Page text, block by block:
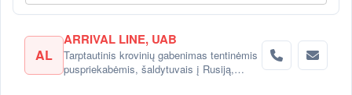
AL
ARRIVAL LINE, UAB
Tarptautinis krovinių gabenimas tentinėmis
puspriekabėmis, šaldytuvais į Rusiją,